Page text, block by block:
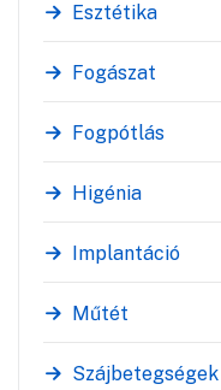
Esztétika
Fogászat
Fogpótlás
Higénia
Implantáció
Műtét
Szájbetegségek